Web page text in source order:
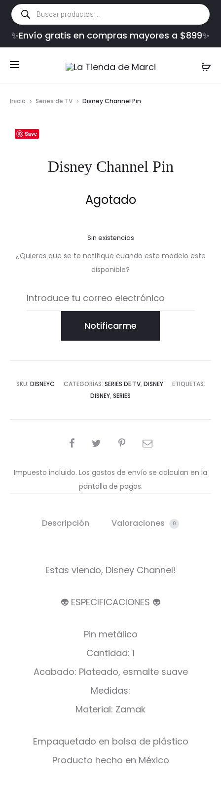
Búsqueda
de
productos
✨Envío gratis en compras mayores a $899✨
Inicio Series de TV Disney Channel Pin
Save
Disney Channel Pin
Agotado
Sin existencias
¿Quieres que se te notifique cuando este modelo este
disponible?
Notificarme
SKU: DISNEYC CATEGORÍAS: SERIES DE TV, DISNEY
ETIQUETAS:
DISNEY, SERIES
COMPARTIR
Impuesto incluido. Los gastos de envío se calculan en la
pantalla de pagos.
Descripción Valoraciones 0
Estas viendo, Disney Channel!
👽 ESPECIFICACIONES 👽
Pin metálico
Cantidad: 1
Acabado: Plateado, esmalte suave
Medidas:
Material: Zamak
Empaquetado en bolsa de plástico
Producto hecho en México